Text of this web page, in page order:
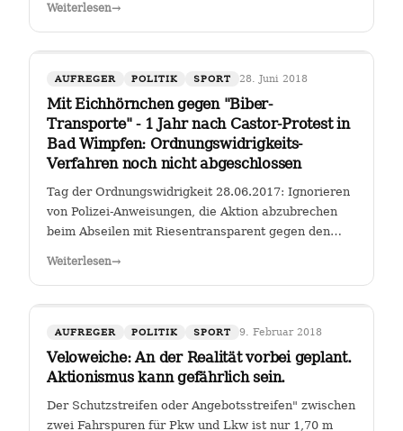
Weiterlesen→
AUFREGER POLITIK SPORT 28. Juni 2018
Mit Eichhörnchen gegen "Biber-
Transporte" - 1 Jahr nach Castor-Protest in
Bad Wimpfen: Ordnungswidrigkeits-
Verfahren noch nicht abgeschlossen
Tag der Ordnungswidrigkeit 28.06.2017: Ignorieren
von Polizei-Anweisungen, die Aktion abzubrechen
beim Abseilen mit Riesentransparent gegen den
Weiterlesen→
AUFREGER POLITIK SPORT 9. Februar 2018
Veloweiche: An der Realität vorbei geplant.
Aktionismus kann gefährlich sein.
Der Schutzstreifen oder Angebotsstreifen" zwischen
zwei Fahrspuren für Pkw und Lkw ist nur 1,70 m